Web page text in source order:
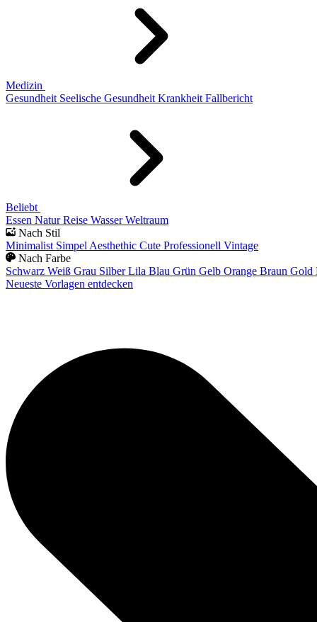
Medizin
Gesundheit Seelische Gesundheit Krankheit Fallbericht
Beliebt
Essen Natur Reise Wasser Weltraum
Nach Stil
Minimalist Simpel Aesthethic Cute Professionell Vintage
Nach Farbe
Schwarz Weiß Grau Silber Lila Blau Grün Gelb Orange Braun Gold
Neueste Vorlagen entdecken